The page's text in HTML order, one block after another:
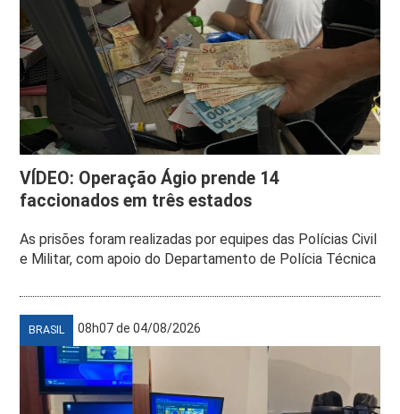
VÍDEO: Operação Ágio prende 14
faccionados em três estados
As prisões foram realizadas por equipes das Polícias Civil
e Militar, com apoio do Departamento de Polícia Técnica
BRASIL 08h07 de 04/08/2026